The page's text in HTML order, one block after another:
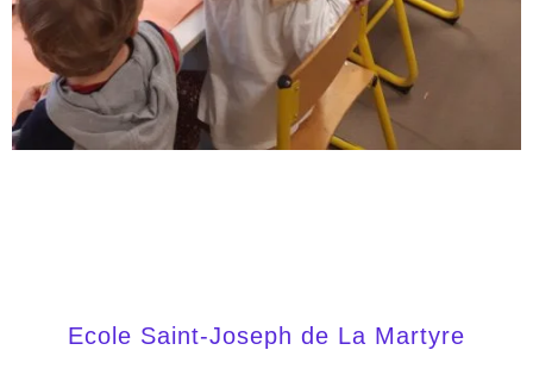
Ecole Saint-Joseph de La Martyre